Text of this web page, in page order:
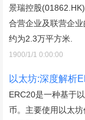
景瑞控股
合营企业及联营企
约为2.3万平方米.
1900/1/1 0:00:00
以太坊:深度解析
ERC20是一种基于
币。主要使用以太